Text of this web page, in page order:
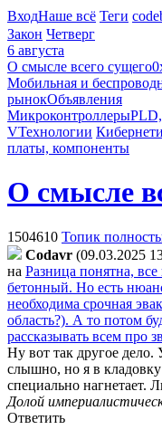
ВходНаше всё Теги
Закон Четверг
6 августа
О смысле всего сущего
Мобильная и
рынокОбъявления
Микроконтроллеры
VТехнологии
платы, компоненты
О смысле
1504610 Топик
Codavr (09.03.2025
на Разница понятна,
бетонный. Но есть
необходима срочная
область?). А то потом
рассказывать всем про
Ну вот так другое
слышно, но я в
специально нагнетает.
Долой
Ответить